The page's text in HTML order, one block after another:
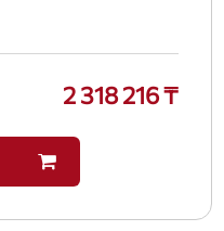
2 318 216 ₸